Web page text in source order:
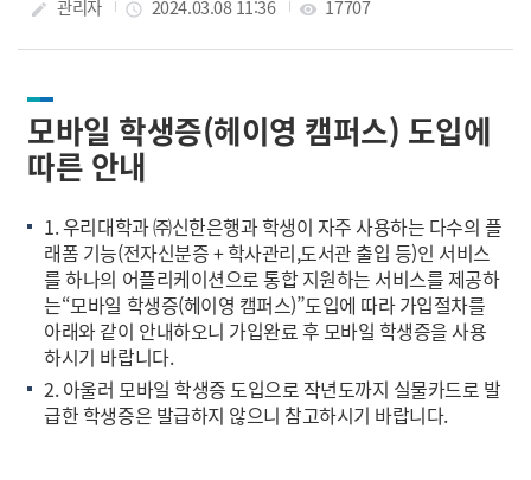
작성자
create 관리자 작성일
access_time 2024.03.08 11:36 조회수
visibility 17707
모바일 학생증(헤이영 캠퍼스) 도입에
따른 안내
1. 우리대학과 ㈜신한은행과 학생이 자주 사용하는 다수의 플
래폼 기능(전자신분증 + 학사관리,도서관 출입 등)인 서비스
를 하나의 어플리케이션으로 통합 지원하는 서비스를 제공하
는“모바일 학생증(헤이영 캠퍼스)”도입에 따라 가입절차를
아래와 같이 안내하오니 가입완료 후 모바일 학생증을 사용
하시기 바랍니다.
2. 아울러 모바일 학생증 도입으로 작년도까지 실물카드로 발
급한 학생증은 발급하지 않으니 참고하시기 바랍니다.